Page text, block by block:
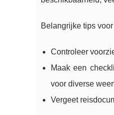
Belangrijke tips
Controleer
Maak een
voor diverse
Vergeet